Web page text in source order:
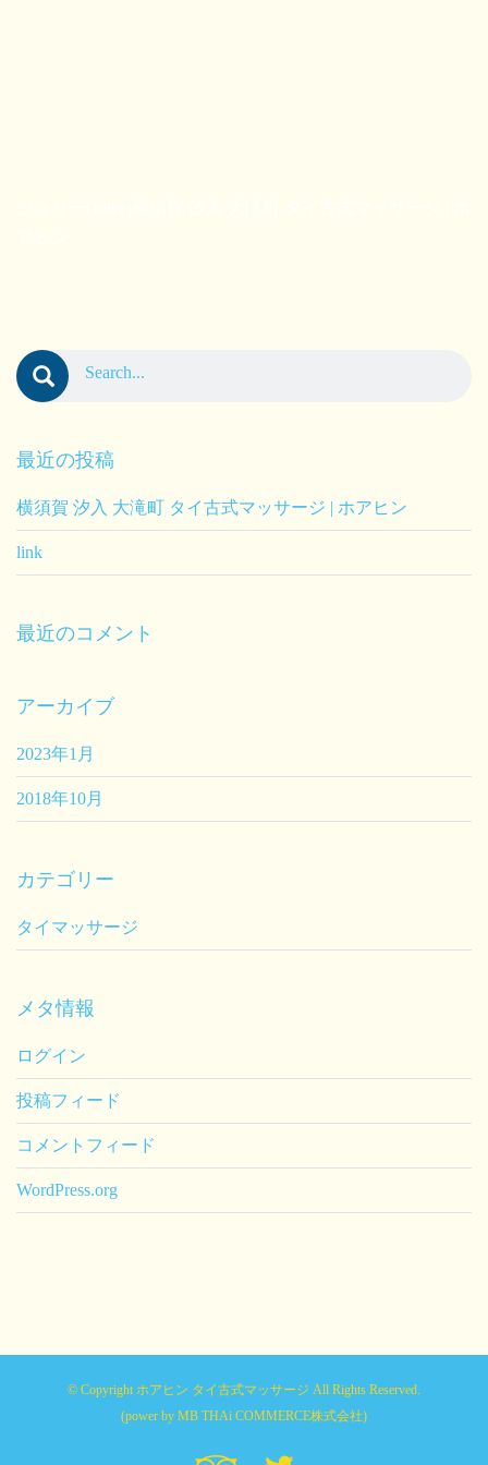
最近の投稿
横須賀 汐入 大滝町 タイ古式マッサージ | ホアヒン
link
最近のコメント
アーカイブ
2023年1月
2018年10月
カテゴリー
タイマッサージ
メタ情報
ログイン
投稿フィード
コメントフィード
WordPress.org
© Copyright ホアヒン タイ古式マッサージ All Rights Reserved.
(power by MB THAi COMMERCE株式会社)